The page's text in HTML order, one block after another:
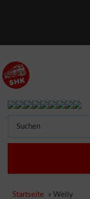
Startseite » Welly